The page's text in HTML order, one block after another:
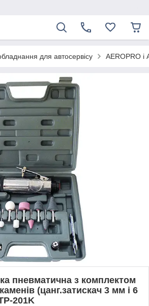
для автосервісу AEROPRO і
пневматична з комплектом
(цанг.затискач 3 мм і 6
201K